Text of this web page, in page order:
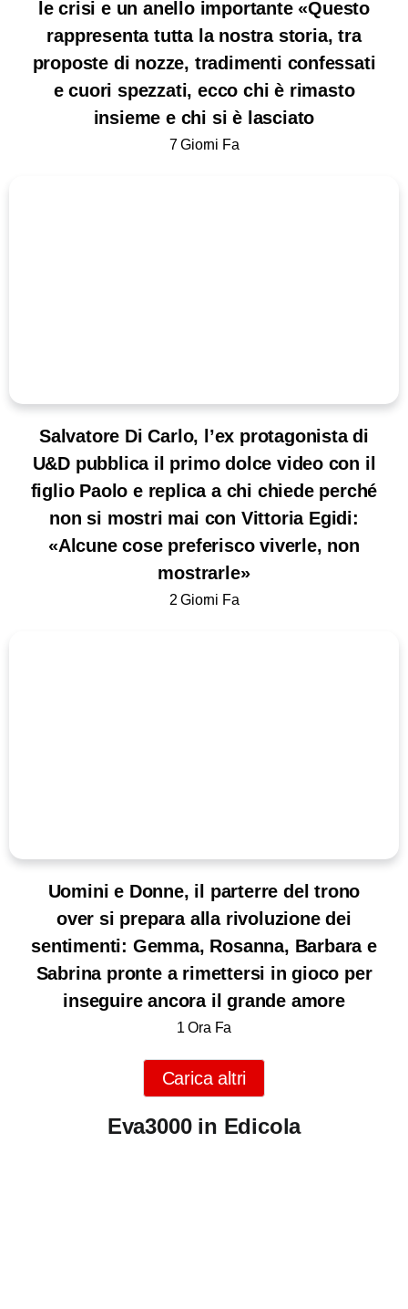
le crisi e un anello importante «Questo
rappresenta tutta la nostra storia, tra
proposte di nozze, tradimenti confessati
e cuori spezzati, ecco chi è rimasto
insieme e chi si è lasciato
7 Giorni Fa
Salvatore Di Carlo, l’ex protagonista di
U&D pubblica il primo dolce video con il
figlio Paolo e replica a chi chiede perché
non si mostri mai con Vittoria Egidi:
«Alcune cose preferisco viverle, non
mostrarle»
2 Giorni Fa
Uomini e Donne, il parterre del trono
over si prepara alla rivoluzione dei
sentimenti: Gemma, Rosanna, Barbara e
Sabrina pronte a rimettersi in gioco per
inseguire ancora il grande amore
1 Ora Fa
Carica altri
Eva3000 in Edicola